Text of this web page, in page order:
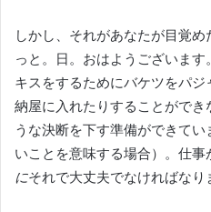
しかし、それがあなたが目覚め
っと。
日。 おはようございます
キスをするためにバケツをパジ
納屋に入れたりすることがで
うな決断を下す準備ができて
いことを意味する場合）。仕
にそれで大丈夫でなければなり